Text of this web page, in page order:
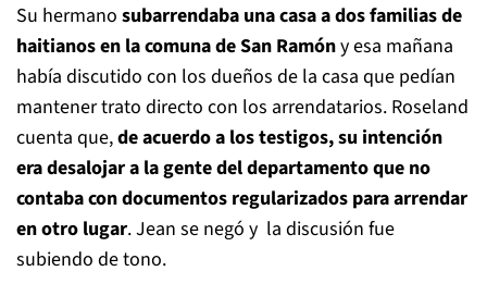
Su hermano subarrendaba una casa a dos familias de
haitianos en la comuna de San Ramóny esa mañana
había discutido con los dueños de la casa que pedían
mantener trato directo con los arrendatarios. Roseland
cuenta que,de acuerdo a los testigos, su intención
era desalojar a la gente del departamento que no
contaba con documentos regularizados para arrendar
en otro lugar. Jean se negó y la discusión fue
subiendo de tono.